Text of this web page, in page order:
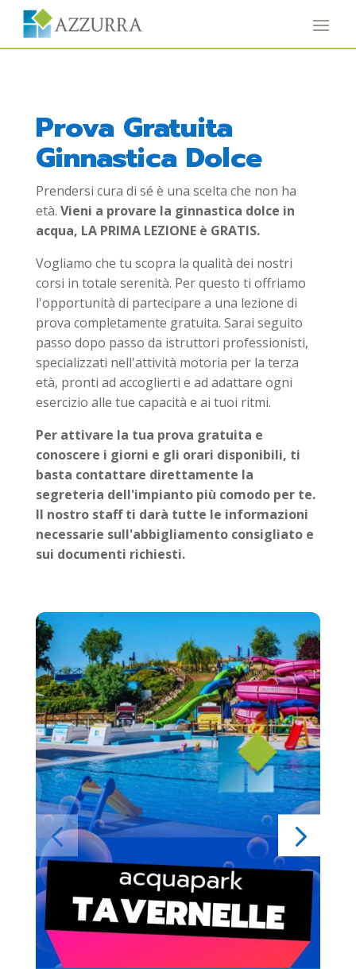
Prova Gratuita
Ginnastica Dolce
Prendersi cura di sé è una scelta che non ha
età. Vieni a provare la ginnastica dolce in
acqua, LA PRIMA LEZIONE è GRATIS.
Vogliamo che tu scopra la qualità dei nostri
corsi in totale serenità. Per questo ti offriamo
l'opportunità di partecipare a una lezione di
prova completamente gratuita. Sarai seguito
passo dopo passo da istruttori professionisti,
specializzati nell'attività motoria per la terza
età, pronti ad accoglierti e ad adattare ogni
esercizio alle tue capacità e ai tuoi ritmi.
Per attivare la tua prova gratuita e
conoscere i giorni e gli orari disponibili, ti
basta contattare direttamente la
segreteria dell'impianto più comodo per te.
Il nostro staff ti darà tutte le informazioni
necessarie sull'abbigliamento consigliato e
sui documenti richiesti.